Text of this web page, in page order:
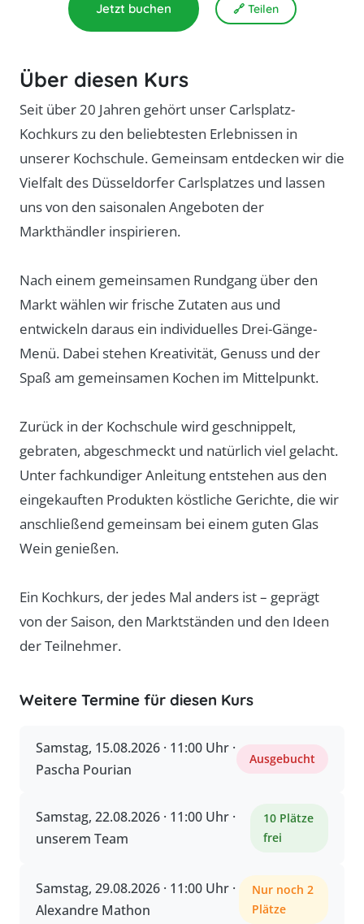
Jetzt buchen 🔗 Teilen
Über diesen Kurs
Seit über 20 Jahren gehört unser Carlsplatz-
Kochkurs zu den beliebtesten Erlebnissen in
unserer Kochschule. Gemeinsam entdecken wir die
Vielfalt des Düsseldorfer Carlsplatzes und lassen
uns von den saisonalen Angeboten der
Markthändler inspirieren.
Nach einem gemeinsamen Rundgang über den
Markt wählen wir frische Zutaten aus und
entwickeln daraus ein individuelles Drei-Gänge-
Menü. Dabei stehen Kreativität, Genuss und der
Spaß am gemeinsamen Kochen im Mittelpunkt.
Zurück in der Kochschule wird geschnippelt,
gebraten, abgeschmeckt und natürlich viel gelacht.
Unter fachkundiger Anleitung entstehen aus den
eingekauften Produkten köstliche Gerichte, die wir
anschließend gemeinsam bei einem guten Glas
Wein genießen.
Ein Kochkurs, der jedes Mal anders ist – geprägt
von der Saison, den Marktständen und den Ideen
der Teilnehmer.
Weitere Termine für diesen Kurs
Samstag, 15.08.2026 · 11:00 Uhr ·
Pascha Pourian
Ausgebucht
Samstag, 22.08.2026 · 11:00 Uhr ·
unserem Team
10 Plätze
frei
Samstag, 29.08.2026 · 11:00 Uhr ·
Alexandre Mathon
Nur noch 2
Plätze